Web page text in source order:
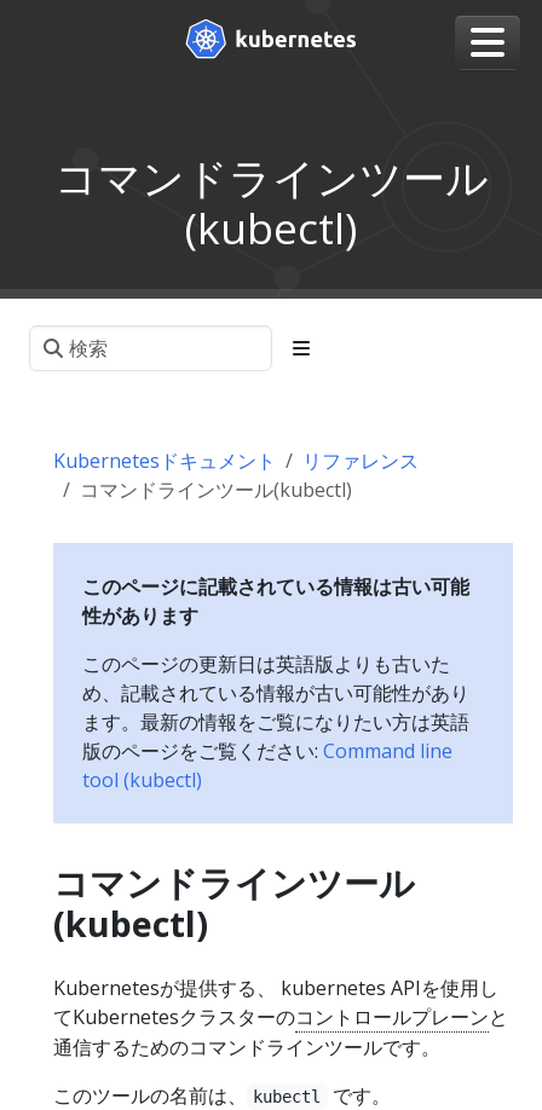
コマンドラインツール
(kubectl)
Kubernetesドキュメント
リファレンス
コマンドラインツール(kubectl)
このページに記載されている情報は古い可能
性があります
このページの更新日は英語版よりも古いた
め、記載されている情報が古い可能性があり
ます。最新の情報をご覧になりたい方は英語
版のページをご覧ください: Command line
tool (kubectl)
コマンドラインツール
(kubectl)
Kubernetesが提供する、 kubernetes APIを使用し
てKubernetesクラスターのコントロールプレーンと
通信するためのコマンドラインツールです。
このツールの名前は、
kubectl です。